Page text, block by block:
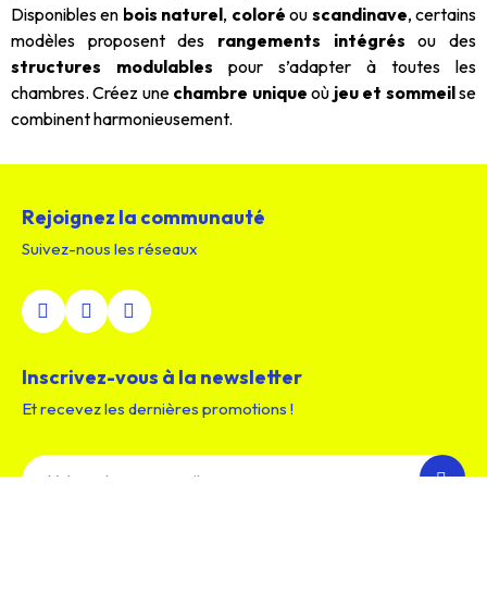
Disponibles en bois naturel, coloré ou scandinave, certains
modèles proposent des rangements intégrés ou des
structures modulables pour s’adapter à toutes les
chambres. Créez une chambre unique où jeu et sommeilse
combinent harmonieusement.
Rejoignez la communauté
Suivez-nous les réseaux
Inscrivez-vous à la newsletter
Et recevez les dernières promotions !